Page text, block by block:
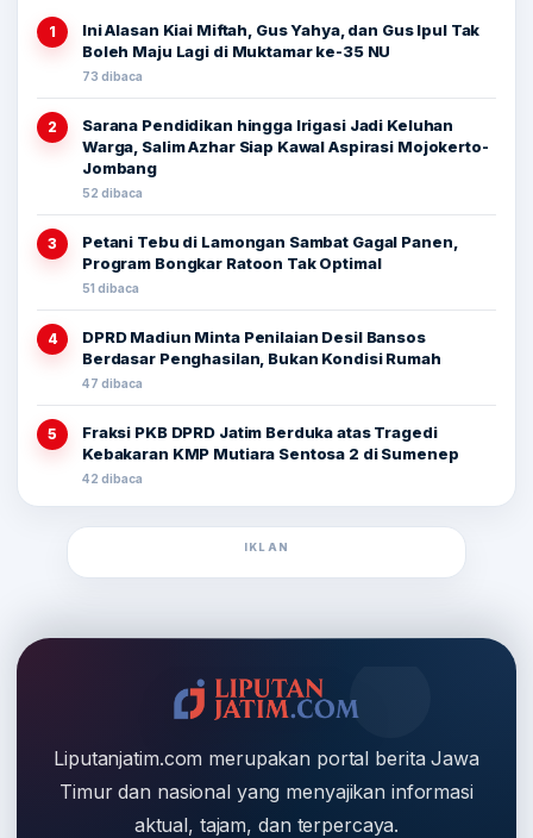
1
Ini Alasan Kiai Miftah, Gus Yahya, dan Gus Ipul Tak
Boleh Maju Lagi di Muktamar ke-35 NU
73 dibaca
2
Sarana Pendidikan hingga Irigasi Jadi Keluhan
Warga, Salim Azhar Siap Kawal Aspirasi Mojokerto-
Jombang
52 dibaca
3
Petani Tebu di Lamongan Sambat Gagal Panen,
Program Bongkar Ratoon Tak Optimal
51 dibaca
4
DPRD Madiun Minta Penilaian Desil Bansos
Berdasar Penghasilan, Bukan Kondisi Rumah
47 dibaca
5
Fraksi PKB DPRD Jatim Berduka atas Tragedi
Kebakaran KMP Mutiara Sentosa 2 di Sumenep
42 dibaca
IKLAN
Liputanjatim.com merupakan portal berita Jawa
Timur dan nasional yang menyajikan informasi
aktual, tajam, dan terpercaya.